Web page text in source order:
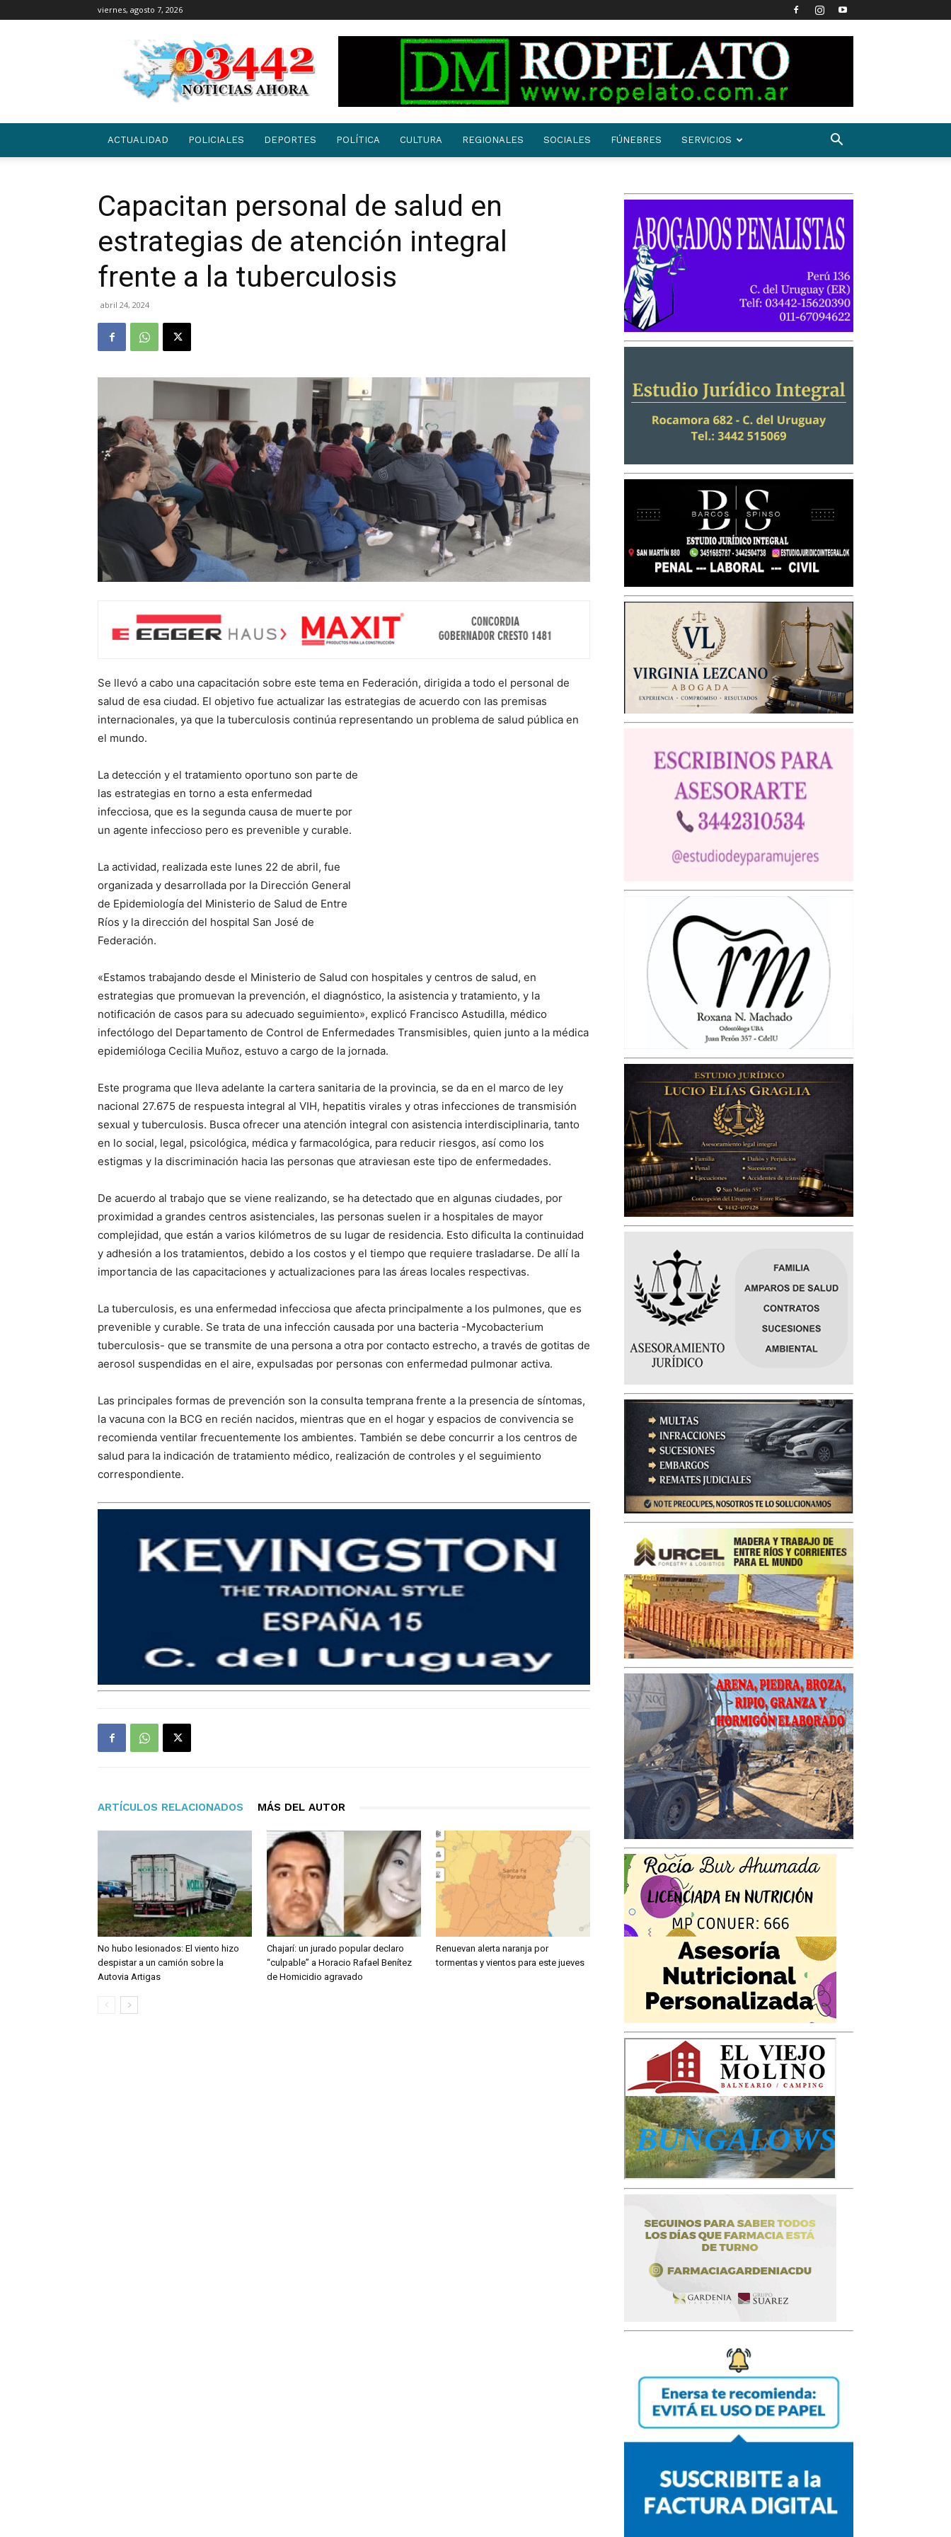
viernes, agosto 7, 2026
03442
|
NOTICIAS
ACTUALIDAD POLICIALES DEPORTES POLÍTICA CULTURA REGIONALES SOCIALES FÚNEBRES SERVICIOS
Capacitan personal de salud en
estrategias de atención integral
frente a la tuberculosis
abril 24, 2024
Se llevó a cabo una capacitación sobre este tema en Federación, dirigida a todo el personal de
salud de esa ciudad. El objetivo fue actualizar las estrategias de acuerdo con las premisas
internacionales, ya que la tuberculosis continúa representando un problema de salud pública en
el mundo.
La detección y el tratamiento oportuno son parte de
las estrategias en torno a esta enfermedad
infecciosa, que es la segunda causa de muerte por
un agente infeccioso pero es prevenible y curable.
La actividad, realizada este lunes 22 de abril, fue
organizada y desarrollada por la Dirección General
de Epidemiología del Ministerio de Salud de Entre
Ríos y la dirección del hospital San José de
Federación.
«Estamos trabajando desde el Ministerio de Salud con hospitales y centros de salud, en
estrategias que promuevan la prevención, el diagnóstico, la asistencia y tratamiento, y la
notificación de casos para su adecuado seguimiento», explicó Francisco Astudilla, médico
infectólogo del Departamento de Control de Enfermedades Transmisibles, quien junto a la médica
epidemióloga Cecilia Muñoz, estuvo a cargo de la jornada.
Este programa que lleva adelante la cartera sanitaria de la provincia, se da en el marco de ley
nacional 27.675 de respuesta integral al VIH, hepatitis virales y otras infecciones de transmisión
sexual y tuberculosis. Busca ofrecer una atención integral con asistencia interdisciplinaria, tanto
en lo social, legal, psicológica, médica y farmacológica, para reducir riesgos, así como los
estigmas y la discriminación hacia las personas que atraviesan este tipo de enfermedades.
De acuerdo al trabajo que se viene realizando, se ha detectado que en algunas ciudades, por
proximidad a grandes centros asistenciales, las personas suelen ir a hospitales de mayor
complejidad, que están a varios kilómetros de su lugar de residencia. Esto dificulta la continuidad
y adhesión a los tratamientos, debido a los costos y el tiempo que requiere trasladarse. De allí la
importancia de las capacitaciones y actualizaciones para las áreas locales respectivas.
La tuberculosis, es una enfermedad infecciosa que afecta principalmente a los pulmones, que es
prevenible y curable. Se trata de una infección causada por una bacteria -Mycobacterium
tuberculosis- que se transmite de una persona a otra por contacto estrecho, a través de gotitas de
aerosol suspendidas en el aire, expulsadas por personas con enfermedad pulmonar activa.
Las principales formas de prevención son la consulta temprana frente a la presencia de síntomas,
la vacuna con la BCG en recién nacidos, mientras que en el hogar y espacios de convivencia se
recomienda ventilar frecuentemente los ambientes. También se debe concurrir a los centros de
salud para la indicación de tratamiento médico, realización de controles y el seguimiento
correspondiente.
ARTÍCULOS RELACIONADOS MÁS DEL AUTOR
No hubo lesionados: El viento hizo
despistar a un camión sobre la
Autovia Artigas
Chajarí: un jurado popular declaro
“culpable” a Horacio Rafael Benítez
de Homicidio agravado
Renuevan alerta naranja por
tormentas y vientos para este jueves